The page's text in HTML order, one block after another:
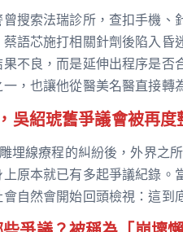
搜索法瑞診所，查扣手機
語芯施打相關針劑後陷入
不良，而是延伸出程序是
，也讓他從醫美名醫直接轉
吳紹琥舊爭議會被再度
埋線療程的糾紛後，外界之
原本就已有多起爭議紀錄
自然會開始回頭檢視：這到